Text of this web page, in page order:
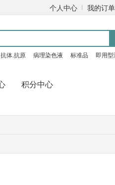
个人中心 我的订单
抗体.抗原 病理染色液 标准品
即用型
积分中心